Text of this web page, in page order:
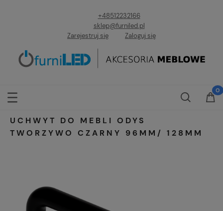
+48512232166
sklep@furniled.pl
Zarejestruj się
Zaloguj się
UCHWYT DO MEBLI ODYS
TWORZYWO CZARNY 96MM/ 128MM